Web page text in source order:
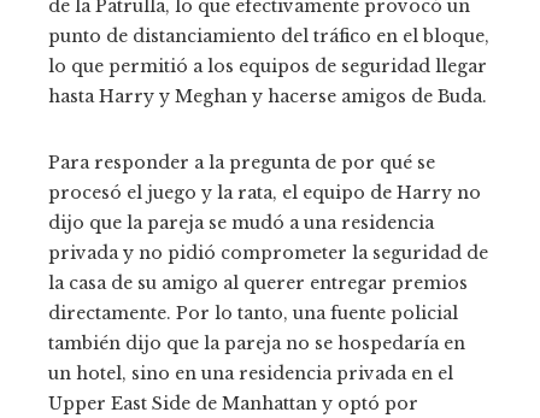
de la Patrulla, lo que efectivamente provocó un
punto de distanciamiento del tráfico en el bloque,
lo que permitió a los equipos de seguridad llegar
hasta Harry y Meghan y hacerse amigos de Buda.
Para responder a la pregunta de por qué se
procesó el juego y la rata, el equipo de Harry no
dijo que la pareja se mudó a una residencia
privada y no pidió comprometer la seguridad de
la casa de su amigo al querer entregar premios
directamente. Por lo tanto, una fuente policial
también dijo que la pareja no se hospedaría en
un hotel, sino en una residencia privada en el
Upper East Side de Manhattan y optó por